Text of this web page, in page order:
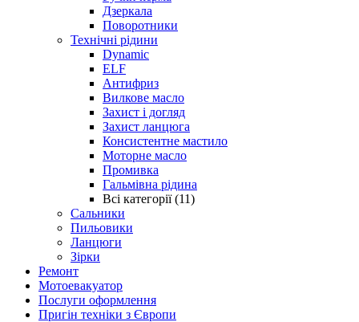
Дзеркала
Поворотники
Технічні рідини
Dynamic
ELF
Антифриз
Вилкове масло
Захист і догляд
Захист ланцюга
Консистентне мастило
Моторне масло
Промивка
Гальмівна рідина
Всі категорії (11)
Сальники
Пильовики
Ланцюги
Зірки
Ремонт
Мотоевакуатор
Послуги оформлення
Пригін техніки з Європи